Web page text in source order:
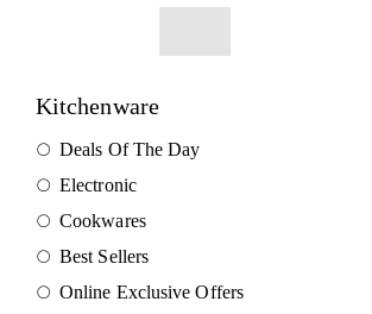
Kitchenware
Deals Of The Day
Electronic
Cookwares
Best Sellers
Online Exclusive Offers